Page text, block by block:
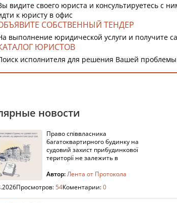
видите своего юриста и консультируетесь с
к юристу в офис
СОБСТВЕННЫЙ ТЕНДЕР
выполнение юридической услуги и получите
ЮРИСТОВ
исполнителя для решения Вашей
новости
Право співвласника
багатоквартирного будинку на
судовий захист прибудинкової
території не залежить в
Автор:Лента от Протокола
Просмотров:54Коментарии:0